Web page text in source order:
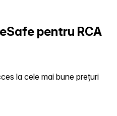
pentru RCA
la cele mai bune prețuri